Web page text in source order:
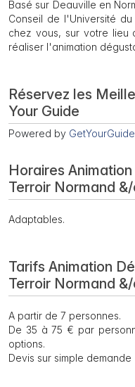
Basé sur Deauville en
Conseil de l'Université
chez vous, sur votre lieu
réaliser l'animation
Réservez les
Your Guide
Powered by GetYourGuide
Horaires
Terroir Normand
Adaptables.
Tarifs Animation
Terroir Normand
A partir de 7 personnes.
De 35 à 75 € par
options.
Devis sur simple demande